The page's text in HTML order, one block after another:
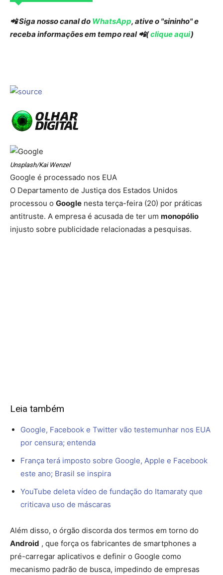
📲 Siga nosso canal do WhatsApp, ative o "sininho" e
receba informações em tempo real 📲(clique aqui)
Unsplash/Kai Wenzel
Google é processado nos EUA
O Departamento de Justiça dos Estados Unidos
processou o Google nesta terça-feira (20) por práticas
antitruste. A empresa é acusada de ter um monopólio
injusto sobre publicidade relacionadas a pesquisas.
Leia também
Google, Facebook e Twitter vão testemunhar nos EUA
por censura; entenda
França terá imposto sobre Google, Apple e Facebook
este ano; Brasil se inspira
YouTube deleta vídeo de fundação do Itamaraty que
criticava uso de máscaras
Além disso, o órgão discorda dos termos em torno do
Android , que força os fabricantes de smartphones a
pré-carregar aplicativos e definir o Google como
mecanismo padrão de busca, impedindo de empresas